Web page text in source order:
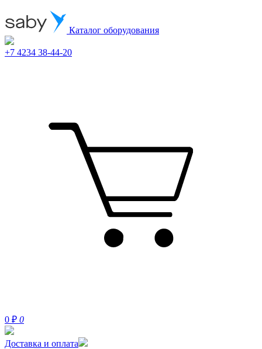
Каталог оборудования
+7 4234 38-44-20
0 ₽ 0
Доставка и оплата